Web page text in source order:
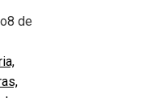
8 de